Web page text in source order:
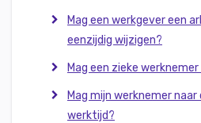
Mag een werkgever een
eenzijdig wijzigen?
Mag een zieke
Mag mijn werknemer
werktijd?